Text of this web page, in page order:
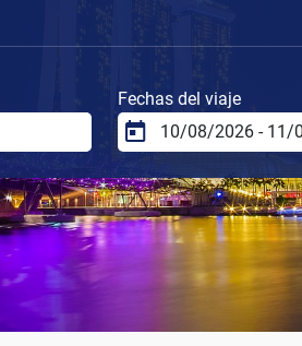
Fechas del viaje